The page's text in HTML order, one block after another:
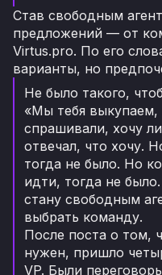
Став свободным
предложений — от
Virtus.pro. По его
варианты, но
Не было такого,
«Мы тебя
спрашивали, хочу
отвечал, что хочу.
тогда не было. Но
идти, тогда не
стану свободным
выбрать команду.
После поста о том,
нужен, пришло
VP. Были